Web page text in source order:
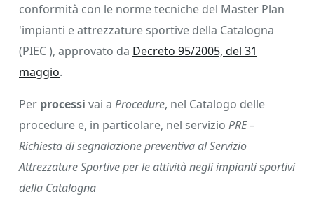
conformità con le norme tecniche del Master Plan
'impianti e attrezzature sportive della Catalogna
(PIEC ), approvato da Decreto 95/2005, del 31
maggio.
Per processi vai a Procedure, nel Catalogo delle
procedure e, in particolare, nel servizio PRE –
Richiesta di segnalazione preventiva al Servizio
Attrezzature Sportive per le attività negli impianti sportivi
della Catalogna